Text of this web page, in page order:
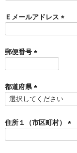
須
)
Ｅメールアドレス
郵便番号
須
)
都道府県
(
須
)
住所１（市区町村）